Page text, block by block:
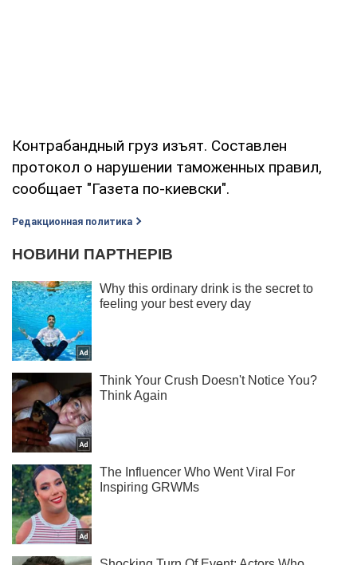
Контрабандный груз изъят. Составлен
протокол о нарушении таможенных правил,
сообщает "Газета по-киевски".
Редакционная политика